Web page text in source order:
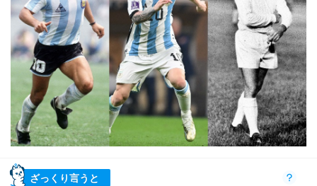
ざっくり言うと